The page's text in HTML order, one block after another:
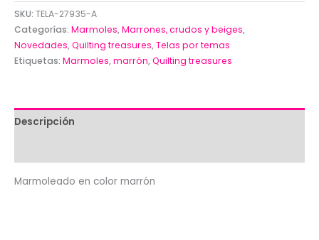
color
marrón
de
Quilting
SKU: TELA-27935-A
Categorías: Marmoles,Marrones, crudos y beiges,
Novedades,Quilting treasures,Telas por temas
Etiquetas: Marmoles,marrón,Quilting treasures
Descripción
Marmoleado en color marrón